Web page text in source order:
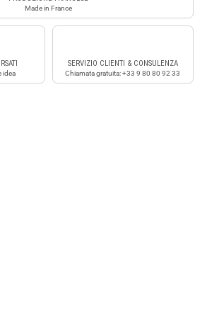
Made in France
idea
SERVIZIO CLIENTI & CONSULENZA
Chiamata gratuita: +33 9 80 80 92 33